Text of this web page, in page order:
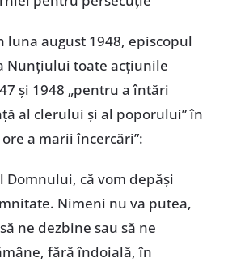
august 1948, episcopul
Nunțiului toate acțiunile
și 1948 „pentru a întări
al clerului și al poporului” în
a marii încercări”:
Domnului, că vom depăși
Nimeni nu va putea,
ne dezbine sau să ne
fără îndoială, în